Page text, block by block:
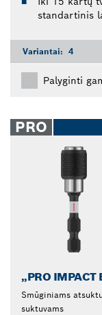
standartinis
Variantai: 4
Palyginti
PRO
„PRO IMPACT
Smūginiams
suktuvams